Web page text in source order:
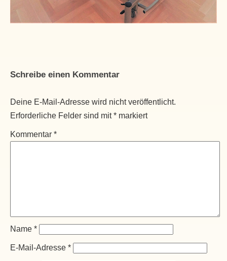
Schreibe einen Kommentar
Deine E-Mail-Adresse wird nicht veröffentlicht.
Erforderliche Felder sind mit* markiert
Kommentar *
Name *
E-Mail-Adresse *